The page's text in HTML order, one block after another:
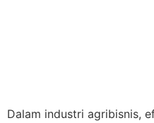
Dalam industri agribisnis,